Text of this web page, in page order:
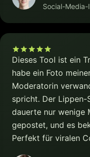
Social-
Dieses Tool ist ein
habe ein Foto
Moderatorin
spricht. Der Lippen-
dauerte nur wenige
gepostet, und es
Perfekt für viralen